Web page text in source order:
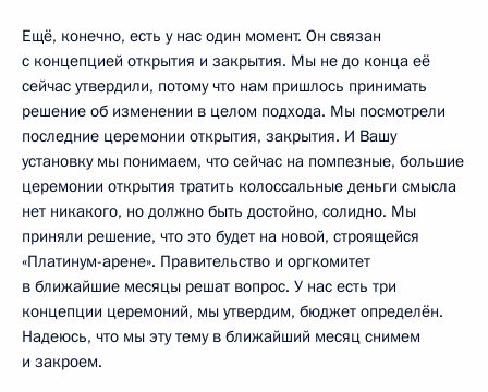
Ещё, конечно, есть у нас один момент. Он связан
с концепцией открытия и закрытия. Мы не до конца её
сейчас утвердили, потому что нам пришлось принимать
решение об изменении в целом подхода. Мы посмотрели
последние церемонии открытия, закрытия. И Вашу
установку мы понимаем, что сейчас на помпезные, большие
церемонии открытия тратить колоссальные деньги смысла
нет никакого, но должно быть достойно, солидно. Мы
приняли решение, что это будет на новой, строящейся
«Платинум-арене». Правительство и оргкомитет
в ближайшие месяцы решат вопрос. У нас есть три
концепции церемоний, мы утвердим, бюджет определён.
Надеюсь, что мы эту тему в ближайший месяц снимем
и закроем.